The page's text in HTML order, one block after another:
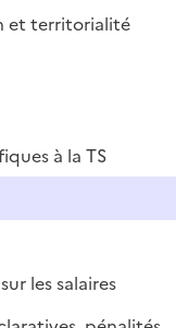
et territorialité
à la TS
les salaires